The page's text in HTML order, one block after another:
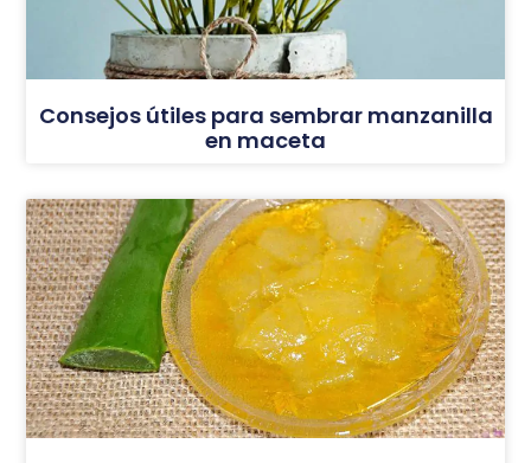
Consejos útiles para sembrar manzanilla
en maceta